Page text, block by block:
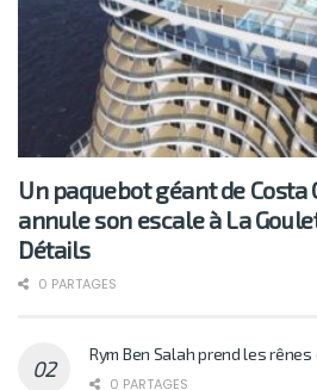
Un paquebot géant de Costa
annule son escale à La
Détails
0 PARTAGES
Rym Ben Salah prend les
0 PARTAGES